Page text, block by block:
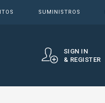
SUMINISTROS
SIGN IN
& REGISTER